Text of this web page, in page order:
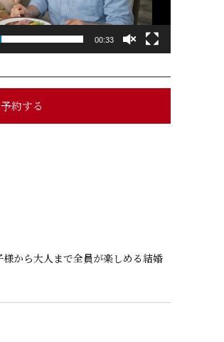
00:33
約する
から大人まで全員が楽しめる結婚